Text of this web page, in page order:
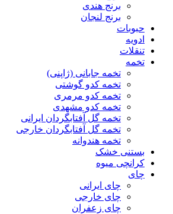
برنج هندی
برنج لنجان
حبوبات
ادویه
تنقلات
تخمه
تخمه جابانی (ژاپنی)
تخمه کدو گوشتی
تخمه کدو مرمری
تخمه کدو مشهدی
تخمه گل آفتابگردان ایرانی
تخمه گل آفتابگردان خارجی
تخمه هندوانه
بستنی خشک
کرانچی میوه
چای
چای ایرانی
چای خارجی
چای زعفران